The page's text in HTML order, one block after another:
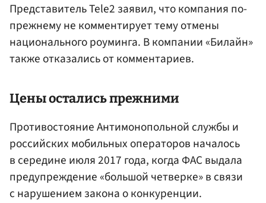
Представитель Tele2 заявил, что компания по-
прежнему не комментирует тему отмены
национального роуминга. В компании «Билайн»
также отказались от комментариев.
Цены остались прежними
Противостояние Антимонопольной службы и
российских мобильных операторов началось
в середине июля 2017 года, когда ФАС выдала
предупреждение «большой четверке» в связи
с нарушением закона о конкуренции.